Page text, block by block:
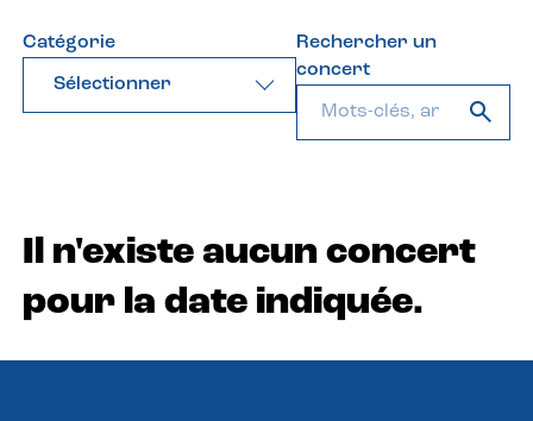
Catégorie
Sélectionner
Rechercher un
concert
Il n'existe aucun concert
pour la date indiquée.